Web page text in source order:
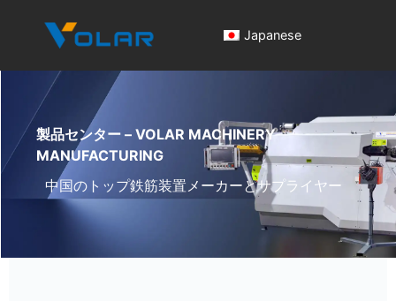
Japanese
製品センター – VOLAR MACHINERY
MANUFACTURING
中国のトップ鉄筋装置メーカーとサプライヤー